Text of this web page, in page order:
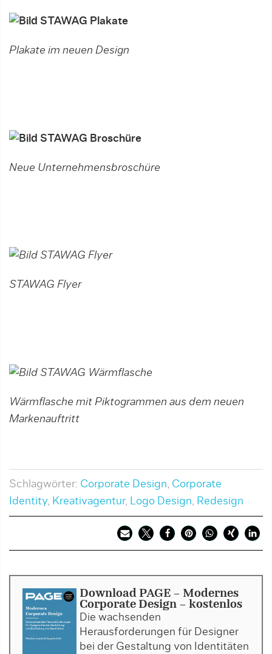
Plakate im neuen Design
Neue Unternehmensbroschüre
STAWAG Flyer
Wärmflasche mit Piktogrammen aus dem neuen
Markenauftritt
Schlagwörter: Corporate Design, Corporate
Identity, Kreativagentur, Logo Design, Redesign
Download PAGE - Modernes
Corporate Design - kostenlos
Die wachsenden
Herausforderungen für Designer
bei der Gestaltung von Identitäten